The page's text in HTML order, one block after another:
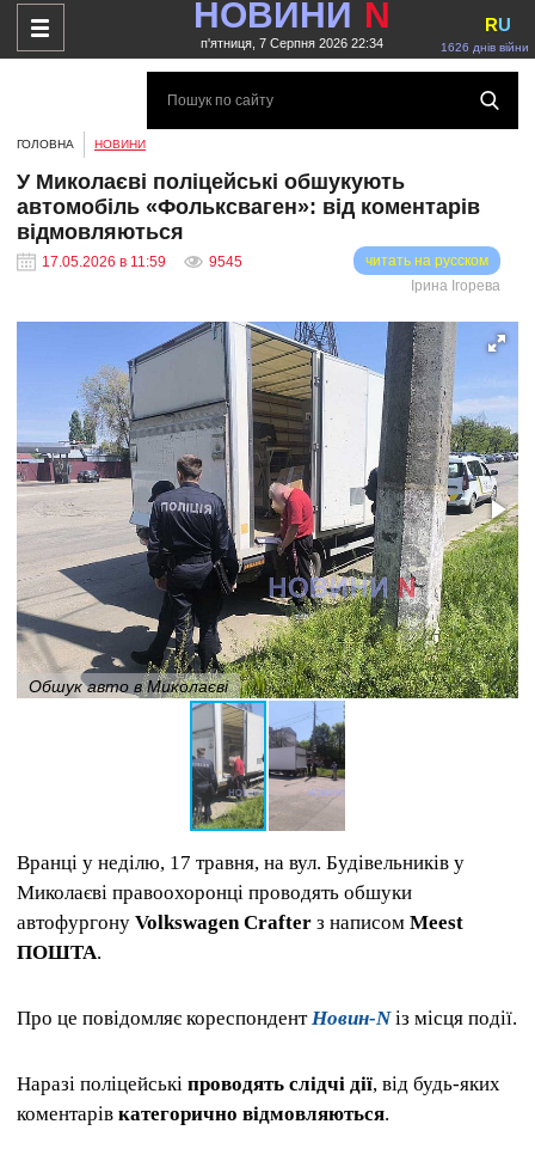
НОВИНИ N
п'ятниця, 7 Серпня 2026 22:34 1626 днів війни
RU
ГОЛОВНА НОВИНИ
У Миколаєві поліцейські обшукують
автомобіль «Фольксваген»: від коментарів
відмовляються
17.05.2026 в 11:59 9545
читать на русском
Ірина Ігорева
Обшук авто в Миколаєві
Вранці у неділю, 17 травня, на вул. Будівельників у
Миколаєві правоохоронці проводять обшуки
автофургону Volkswagen Crafter з написом Meest
ПОШТА.
Про це повідомляє кореспондент Новин-Nіз місця події.
Наразі поліцейські проводять слідчі дії, від будь-яких
коментарів категорично відмовляються.